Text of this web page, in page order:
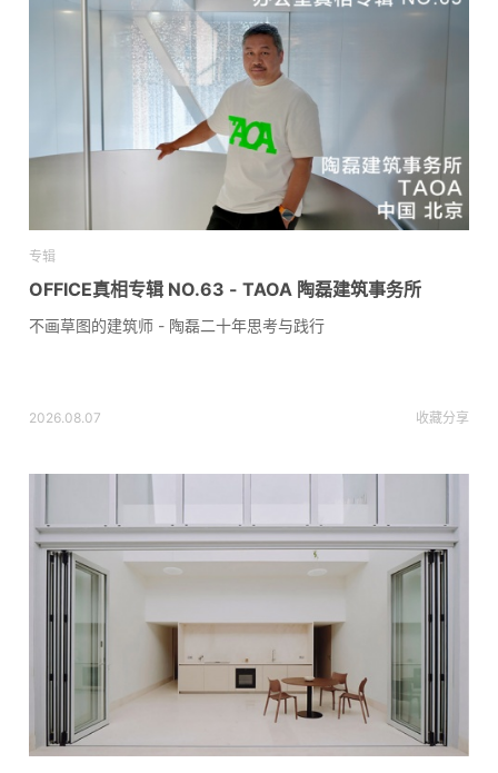
专辑
OFFICE真相专辑 NO.63 - TAOA 陶磊建筑事务所
不画草图的建筑师 - 陶磊二十年思考与践行
2026.08.07 收藏分享